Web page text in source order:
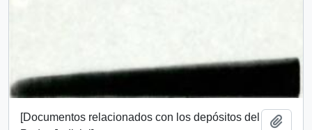
[Documentos relacionados con los depósitos del